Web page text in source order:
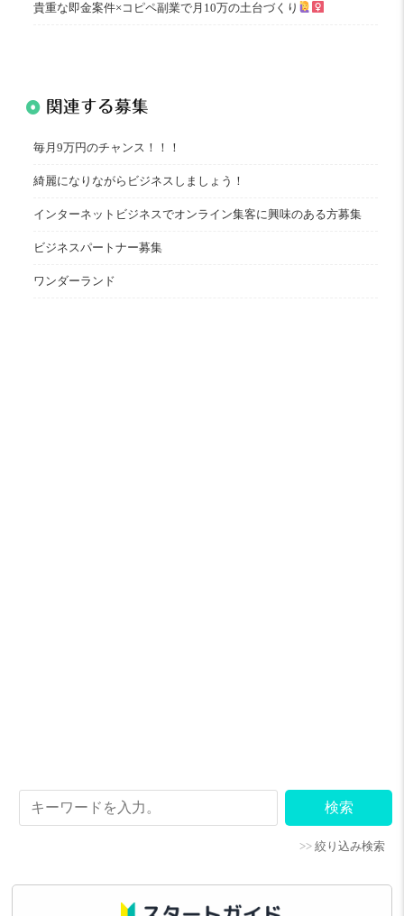
貴重な即金案件×コピペ副業で月10万の土台づくり
関連する募集
毎月9万円のチャンス！！！
綺麗になりながらビジネスしましょう！
インターネットビジネスでオンライン集客に興味のある方募集
ビジネスパートナー募集
ワンダーランド
>>絞り込み検索